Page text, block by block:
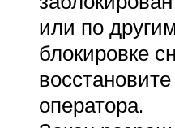
или по
блокировке
восстановите
оператора.